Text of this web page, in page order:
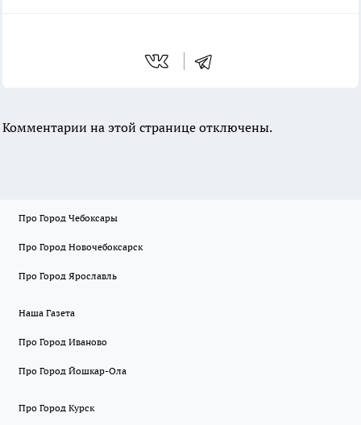
Комментарии на этой странице отключены.
Про Город Чебоксары
Про Город Новочебоксарск
Про Город Ярославль
Наша Газета
Про Город Иваново
Про Город Йошкар-Ола
Про Город Курск